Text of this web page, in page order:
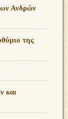
Ανδρών
της
και